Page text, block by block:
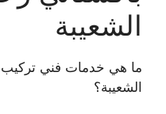
الشعيبة
ما هي خدمات فني تركيب
الشعيبة؟